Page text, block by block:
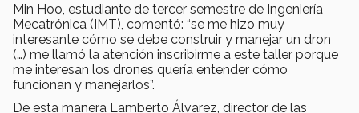
Min Hoo, estudiante de tercer semestre de Ingeniería
Mecatrónica (IMT), comentó: “se me hizo muy
interesante cómo se debe construir y manejar un dron
(…) me llamó la atención inscribirme a este taller porque
me interesan los drones quería entender cómo
funcionan y manejarlos”.
De esta manera Lamberto Álvarez, director de las